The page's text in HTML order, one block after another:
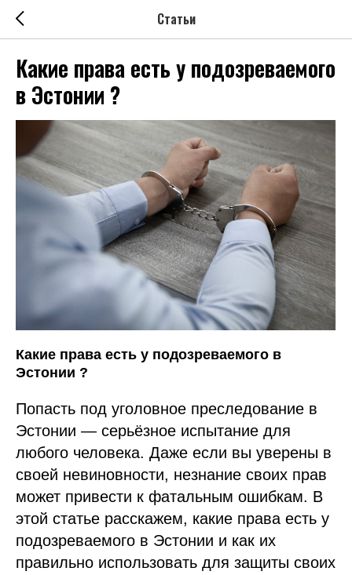
Статьи
Какие права есть у подозреваемого
в Эстонии ?
Какие права есть у подозреваемого в
Эстонии ?
Попасть под уголовное преследование в
Эстонии — серьёзное испытание для
любого человека. Даже если вы уверены в
своей невиновности, незнание своих прав
может привести к фатальным ошибкам. В
этой статье расскажем, какие права есть у
подозреваемого в Эстонии и как их
правильно использовать для защиты своих